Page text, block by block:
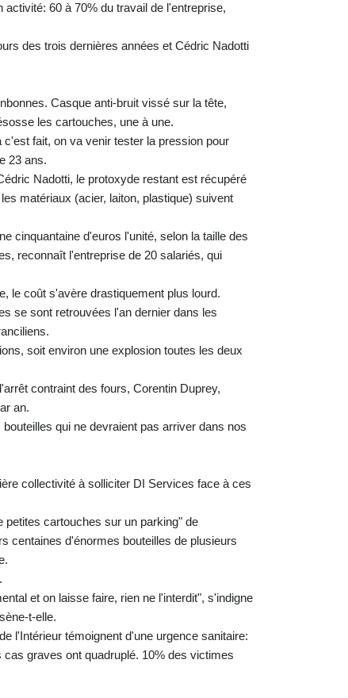
60 à 70% du travail de l'entreprise,
des trois dernières années et Cédric Nadotti
Casque anti-bruit vissé sur la tête,
les cartouches, une à une.
fait, on va venir tester la pression pour
23 ans.
Nadotti, le protoxyde restant est récupéré
matériaux (acier, laiton, plastique) suivent
cinquantaine d'euros l'unité, selon la taille des
reconnaît l'entreprise de 20 salariés, qui
le coût s'avère drastiquement plus lourd.
se sont retrouvées l'an dernier dans les
soit environ une explosion toutes les deux
contraint des fours, Corentin Duprey,
an.
qui ne devraient pas arriver dans nos
collectivité à solliciter DI Services face à ces
petites cartouches sur un parking" de
centaines d'énormes bouteilles de plusieurs
et on laisse faire, rien ne l'interdit", s'indigne
t-elle.
l'Intérieur témoignent d'une urgence sanitaire:
graves ont quadruplé. 10% des victimes